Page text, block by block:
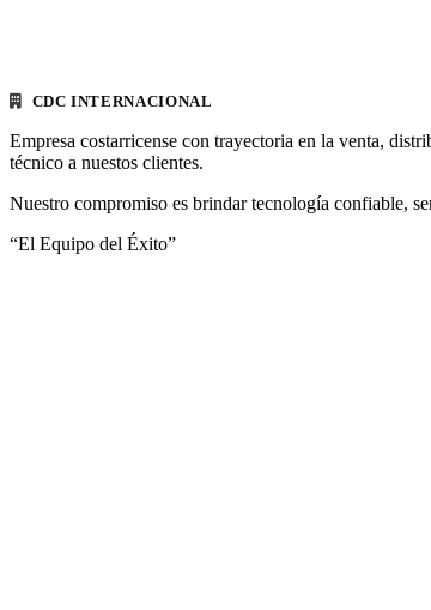
CDC INTERNACIONAL
Empresa costarricense con trayectoria en la venta,
técnico a nuestos clientes.
Nuestro compromiso es brindar tecnología confiable,
“El Equipo del Éxito”